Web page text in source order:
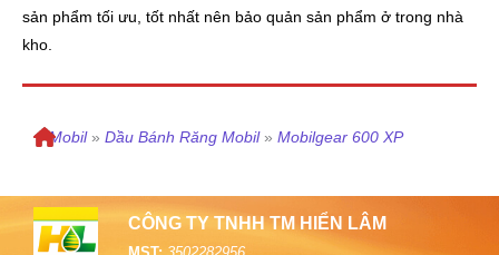
sản phẩm tối ưu, tốt nhất nên bảo quản sản phẩm ở trong nhà
kho.
»Mobil » Dầu Bánh Răng Mobil » Mobilgear 600 XP
CÔNG TY TNHH TM HIỂN LÂM